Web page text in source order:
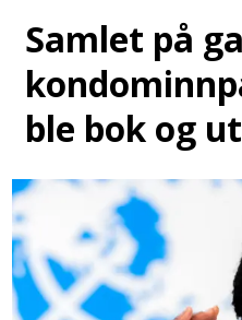
Samlet på
ble bok og